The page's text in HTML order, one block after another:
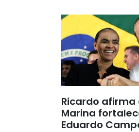
Ricardo
Marina
Eduardo